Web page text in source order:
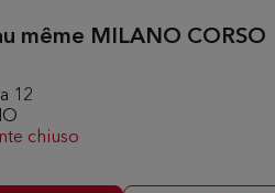
même MILANO CORSO
12
chiuso